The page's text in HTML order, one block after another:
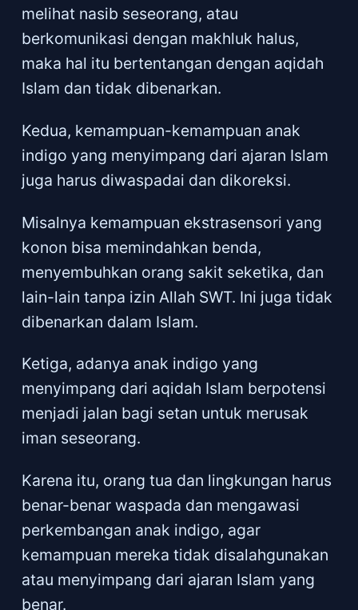
melihat nasib seseorang, atau
berkomunikasi dengan makhluk halus,
maka hal itu bertentangan dengan aqidah
Islam dan tidak dibenarkan.
Kedua, kemampuan-kemampuan anak
indigo yang menyimpang dari ajaran Islam
juga harus diwaspadai dan dikoreksi.
Misalnya kemampuan ekstrasensori yang
konon bisa memindahkan benda,
menyembuhkan orang sakit seketika, dan
lain-lain tanpa izin Allah SWT. Ini juga tidak
dibenarkan dalam Islam.
Ketiga, adanya anak indigo yang
menyimpang dari aqidah Islam berpotensi
menjadi jalan bagi setan untuk merusak
iman seseorang.
Karena itu, orang tua dan lingkungan harus
benar-benar waspada dan mengawasi
perkembangan anak indigo, agar
kemampuan mereka tidak disalahgunakan
atau menyimpang dari ajaran Islam yang
benar.